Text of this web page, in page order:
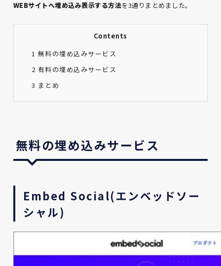
WEBサイトへ埋め込み表示する方法を3通りまとめました。
Contents
1 無料の埋め込みサービス
2 有料の埋め込みサービス
3 まとめ
無料の埋め込みサービス
Embed Social(エンベッドソー
シャル)